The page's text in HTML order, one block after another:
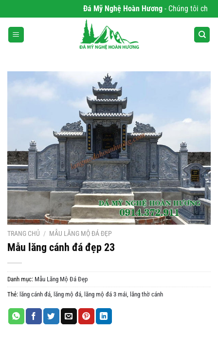
qua
nội
dung
Đá Mỹ Nghệ Hoàn Hương- Chúng tôi chuyên
TRANG CHỦ / MẪU LĂNG MỘ ĐÁ ĐẸP
Mẫu lăng cánh đá đẹp 23
Danh mục: Mẫu Lăng Mộ Đá Đẹp
Thẻ: lăng cánh đá, lăng mộ đá, lăng mộ đá 3 mái, lăng thờ cánh